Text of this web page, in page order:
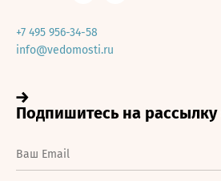
+7 495 956-34-58
info@vedomosti.ru